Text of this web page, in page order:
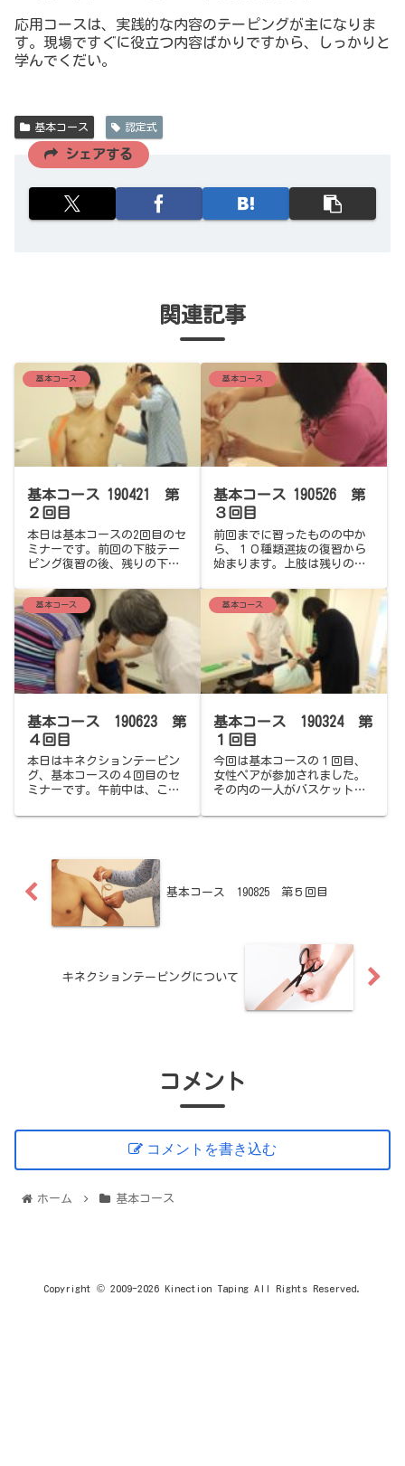
応用コースは、実践的な内容のテーピングが主になりま
す。現場ですぐに役立つ内容ばかりですから、しっかりと
学んでくだい。
基本コース 認定式
シェアする
関連記事
基本コース
基本コース 190421 第
２回目
本日は基本コースの2回目のセ
ミナーです。前回の下肢テー
ピング復習の後、残りの下肢
入りました。上肢の筋群につ
いては、インピンジメント症
候群や五十肩などの故障筋の
一部ですので、トラブル例を
交えながらのテーピングとな
りました。
基本コース
基本コース 190526 第
３回目
前回までに習ったものの中か
ら、１０種類選抜の復習から
始まります。上肢は残りの７
グに入ります。特に上肢関連
のテーピングは、肩から手首
までの故障全般に対応できま
すので、受講生は実際の故障
例を意識しながらのテーピン
グとなりました。
基本コース
基本コース 190623 第
４回目
本日はキネクションテーピン
グ、基本コースの４回目のセ
ミナーです。午前中は、これ
質疑応答を行いました。皆さ
て、トライ＆エラーの研鑽を
積んでいるようで頼もしい限
りです。
基本コース
基本コース 190324 第
１回目
今回は基本コースの１回目、
女性ペアが参加されました。
その内の一人がバスケットボ
はいわゆる固定する「ホワイ
基本コース 190825 第５回目
キネクションテーピングについて
コメント
コメントを書き込む
ホーム 基本コース
Copyright © 2009-2026 Kinection Taping All Rights Reserved.